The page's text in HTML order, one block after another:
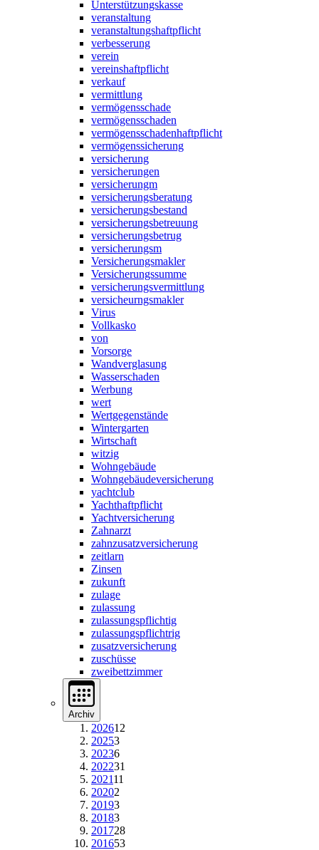
Unterstützungskasse
veranstaltung
veranstaltungshaftpflicht
verbesserung
verein
vereinshaftpflicht
verkauf
vermittlung
vermögensschade
vermögensschaden
vermögensschadenhaftpflicht
vermögenssicherung
versicherung
versicherungen
versicherungm
versicherungsberatung
versicherungsbestand
versicherungsbetreuung
versicherungsbetrug
versicherungsm
Versicherungsmakler
Versicherungssumme
versicherungsvermittlung
versicheurngsmakler
Virus
Vollkasko
von
Vorsorge
Wandverglasung
Wasserschaden
Werbung
wert
Wertgegenstände
Wintergarten
Wirtschaft
witzig
Wohngebäude
Wohngebäudeversicherung
yachtclub
Yachthaftpflicht
Yachtversicherung
Zahnarzt
zahnzusatzversicherung
zeitlarn
Zinsen
zukunft
zulage
zulassung
zulassungspflichtig
zulassungspflichtrig
zusatzversicherung
zuschüsse
zweibettzimmer
Archiv
202612
20253
20236
202231
202111
20202
20193
20183
201728
201653